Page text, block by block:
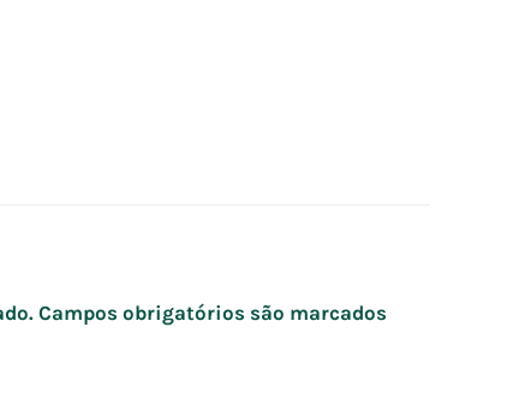
Campos obrigatórios são marcados